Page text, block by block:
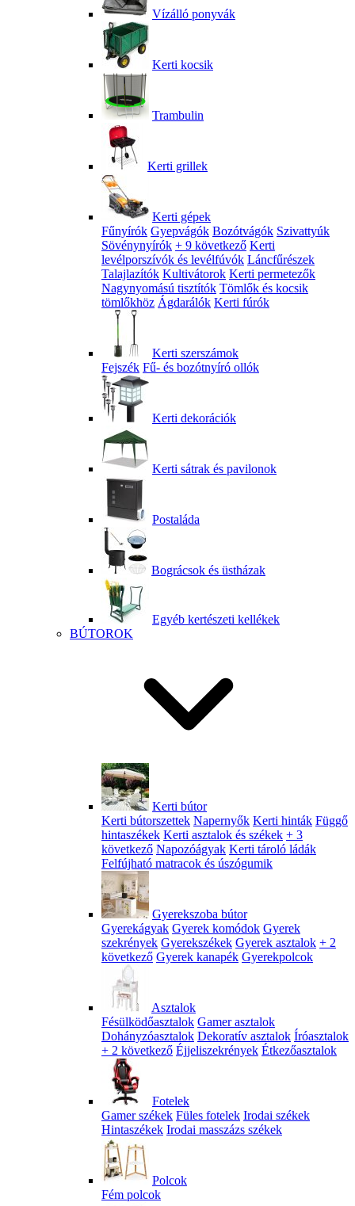
Vízálló ponyvák
Kerti kocsik
Trambulin
Kerti grillek
Kerti gépek
Fűnyírók Gyepvágók Bozótvágók Szivattyúk
Sövénynyírók + 9 következő Kerti
levélporszívók és levélfúvók Láncfűrészek
Talajlazítók Kultivátorok Kerti permetezők
Nagynyomású tisztítók Tömlők és kocsik
tömlőkhöz Ágdarálók Kerti fúrók
Kerti szerszámok
Fejszék Fű- és bozótnyíró ollók
Kerti dekorációk
Kerti sátrak és pavilonok
Postaláda
Bográcsok és üstházak
Egyéb kertészeti kellékek
BÚTOROK
Kerti bútor
Kerti bútorszettek Napernyők Kerti hinták Függő
hintaszékek Kerti asztalok és székek + 3
következő Napozóágyak Kerti tároló ládák
Felfújható matracok és úszógumik
Gyerekszoba bútor
Gyerekágyak Gyerek komódok Gyerek
szekrények Gyerekszékek Gyerek asztalok + 2
következő Gyerek kanapék Gyerekpolcok
Asztalok
Fésülködőasztalok Gamer asztalok
Dohányzóasztalok Dekoratív asztalok Íróasztalok
+ 2 következő Éjjeliszekrények Étkezőasztalok
Fotelek
Gamer székek Füles fotelek Irodai székek
Hintaszékek Irodai masszázs székek
Polcok
Fém polcok